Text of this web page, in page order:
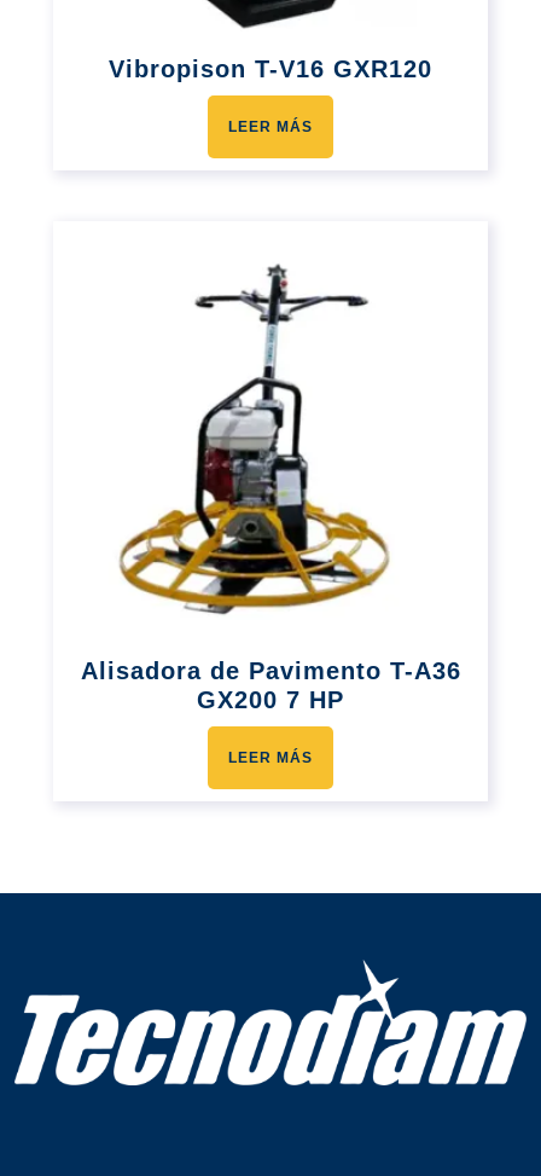
Vibropison T-V16 GXR120
LEER MÁS
Alisadora de Pavimento T-A36
GX200 7 HP
LEER MÁS